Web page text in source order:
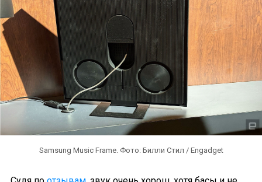
Samsung Music Frame. Фото: Билли Стил / Engadget